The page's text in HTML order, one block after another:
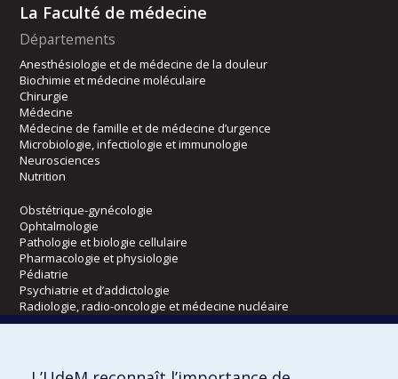
La Faculté de médecine
Départements
Anesthésiologie et de médecine de la douleur
Biochimie et médecine moléculaire
Chirurgie
Médecine
Médecine de famille et de médecine d’urgence
Microbiologie, infectiologie et immunologie
Neurosciences
Nutrition
Obstétrique-gynécologie
Ophtalmologie
Pathologie et biologie cellulaire
Pharmacologie et physiologie
Pédiatrie
Psychiatrie et d’addictologie
Radiologie, radio-oncologie et médecine nucléaire